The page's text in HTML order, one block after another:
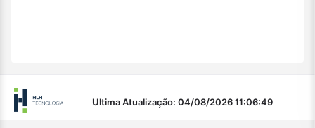
Ultima Atualização: 04/08/2026 11:06:49